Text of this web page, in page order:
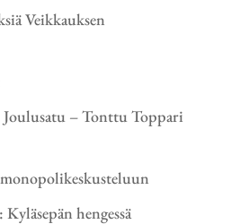
Veikkauksen
Joulusatu – Tonttu Toppari
hengessä